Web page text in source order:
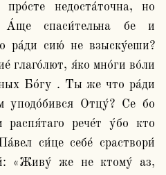
недоста́точна, но
спаси́тельна бе и
ра́ди сию́ не взыску́еши?
глаго́лют, я́ко мно́ги во́ли
Бо́гу . Ты же что ра́ди
уподо́бився Отцу́? Се бо
рече́т у́бо кто
си́це себе́ сраствори́
«Живу́ же не ктому́ аз,